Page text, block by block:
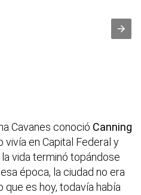
Cavanes conoció Canning
vivía en Capital Federal y
vida terminó topándose
época, la ciudad no era
que es hoy, todavía había